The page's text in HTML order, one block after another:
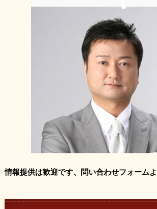
情報提供は歓迎です、問い合わせフォームよ